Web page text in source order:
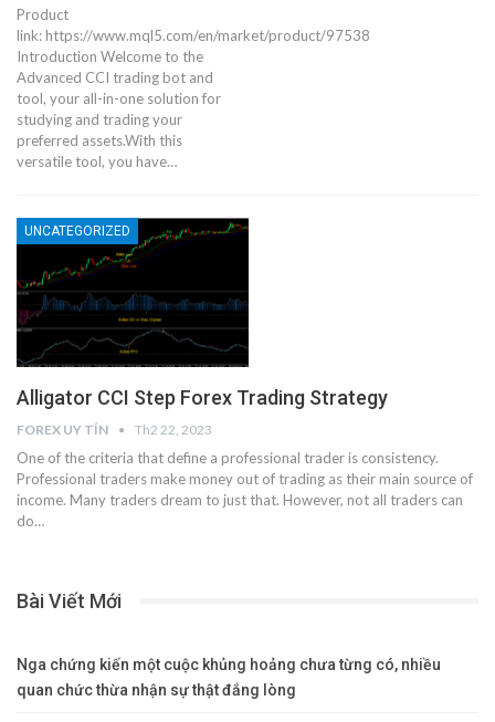
Product
link: https://www.mql5.com/en/market/product/97538
Introduction Welcome to the
Advanced CCI trading bot and
tool, your all-in-one solution for
studying and trading your
preferred assets.With this
versatile tool, you have…
UNCATEGORIZED
Alligator CCI Step Forex Trading Strategy
FOREX UY TÍN Th2 22, 2023
One of the criteria that define a professional trader is consistency.
Professional traders make money out of trading as their main source of
income. Many traders dream to just that. However, not all traders can
do…
Bài Viết Mới
Nga chứng kiến một cuộc khủng hoảng chưa từng có, nhiều
quan chức thừa nhận sự thật đắng lòng